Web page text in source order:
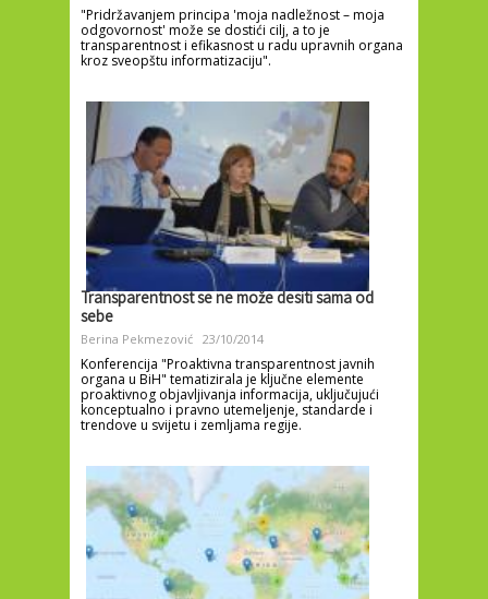
"Pridržavanjem principa 'moja nadležnost – moja
odgovornost' može se dostići cilj, a to je
transparentnost i efikasnost u radu upravnih organa
kroz sveopštu informatizaciju".
Transparentnost se ne može desiti sama od
sebe
Berina Pekmezović 23/10/2014
Konferencija "Proaktivna transparentnost javnih
organa u BiH" tematizirala je ključne elemente
proaktivnog objavljivanja informacija, uključujući
konceptualno i pravno utemeljenje, standarde i
trendove u svijetu i zemljama regije.